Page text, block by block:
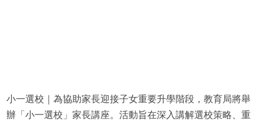
小一選校｜為協助家長迎接子女重要升學階段，教育局將舉
辦「小一選校」家長講座。活動旨在深入講解選校策略、重